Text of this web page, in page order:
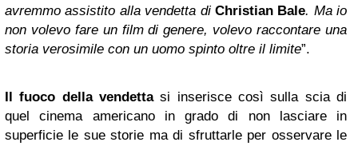
avremmo assistito alla vendetta di Christian Bale. Ma io
non volevo fare un film di genere, volevo raccontare una
storia verosimile con un uomo spinto oltre il limite”.
Il fuoco della vendettasi inserisce così sulla scia di
quel cinema americano in grado di non lasciare in
superficie le sue storie ma di sfruttarle per osservare le